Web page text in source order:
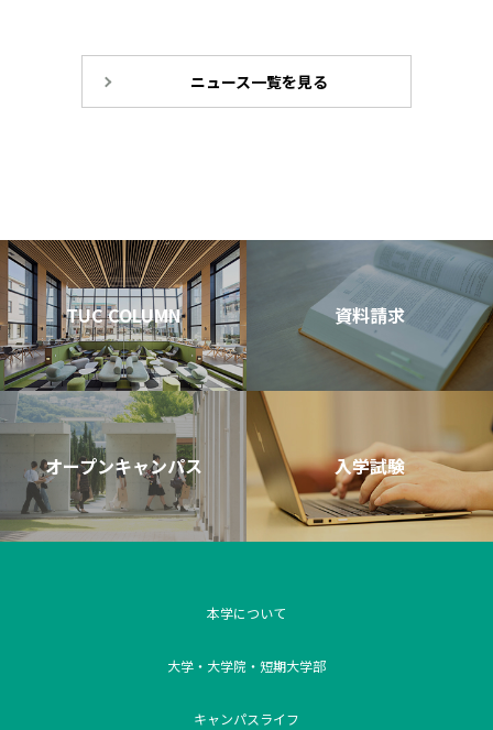
ニュース一覧を見る
TUC COLUMN 資料請求
オープンキャンパス 入学試験
本学について
大学・大学院・短期大学部
キャンパスライフ